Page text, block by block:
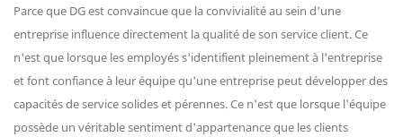
Parce que DG est convaincue que la convivialité au sein d'une
entreprise influence directement la qualité de son service client. Ce
n'est que lorsque les employés s'identifient pleinement à l'entreprise
et font confiance à leur équipe qu'une entreprise peut développer des
capacités de service solides et pérennes. Ce n'est que lorsque l'équipe
possède un véritable sentiment d'appartenance que les clients